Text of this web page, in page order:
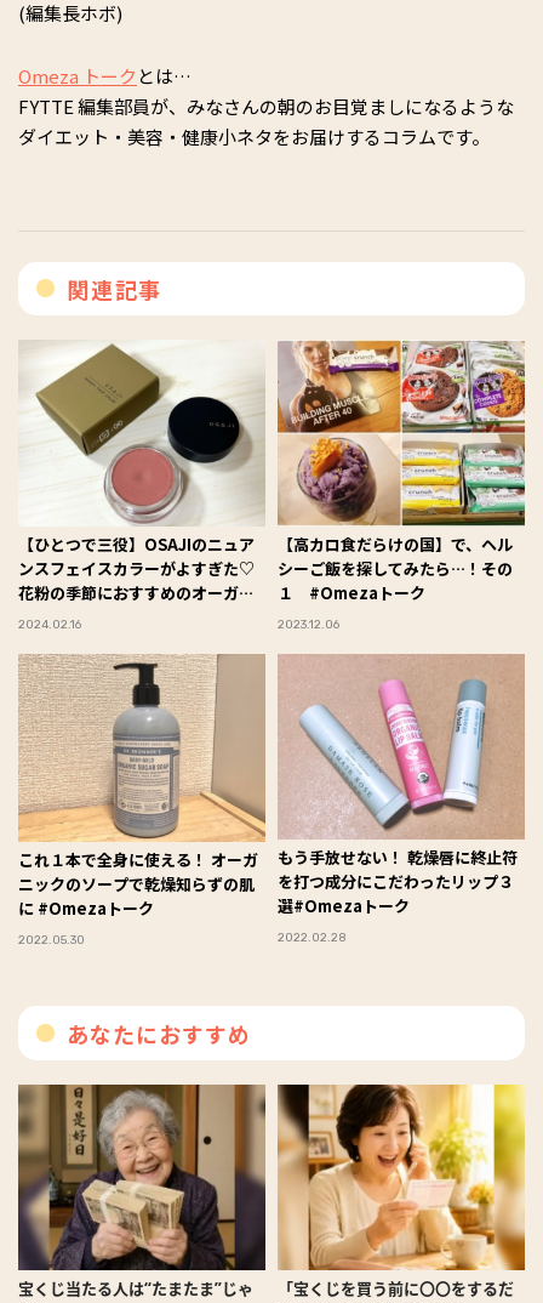
(編集長ホボ)
Omeza トーク とは…
FYTTE 編集部員が、みなさんの朝のお目覚ましになるような
ダイエット・美容・健康小ネタをお届けするコラムです。
関連記事
【ひとつで三役】OSAJIのニュア
ンスフェイスカラーがよすぎた♡
花粉の季節におすすめのオーガニ
ックコスメをご紹介＃Omezaトー
2024.02.16
【高カロ食だらけの国】で、ヘル
シーご飯を探してみたら…！その
１ #Omezaトーク
2023.12.06
これ１本で全身に使える！ オーガ
ニックのソープで乾燥知らずの肌
に #Omezaトーク
2022.05.30
もう手放せない！ 乾燥唇に終止符
を打つ成分にこだわったリップ３
選#Omezaトーク
2022.02.28
あなたにおすすめ
宝くじ当たる人は“たまたま”じゃ
「宝くじを買う前に〇〇をするだ